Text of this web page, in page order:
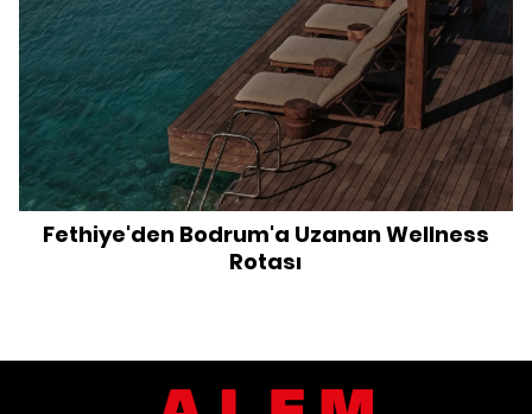
Fethiye'den Bodrum'a Uzanan Wellness
Rotası